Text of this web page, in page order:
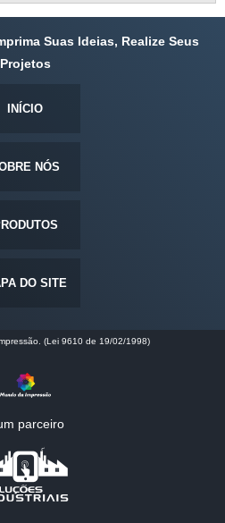
Suas Ideias, Realize Seus
Projetos
INÍCIO
NÓS
DO SITE
(Lei 9610 de 19/02/1998)
parceiro